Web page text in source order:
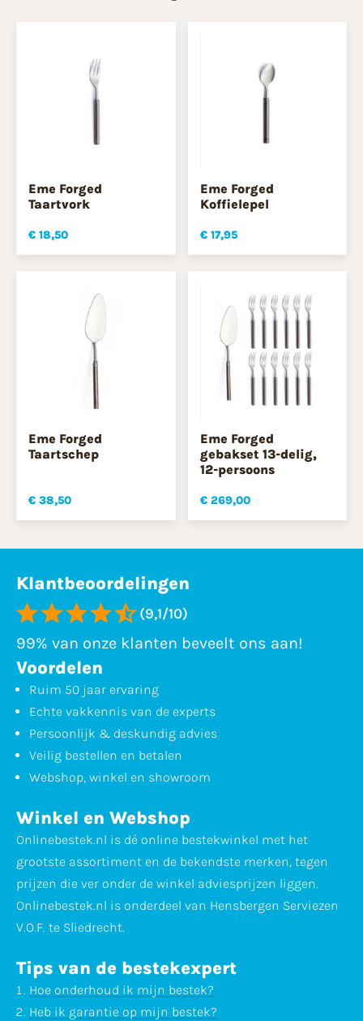
Eme Forged
Taartvork
€ 18,50
Eme Forged
Koffielepel
€ 17,95
Eme Forged
Taartschep
€ 38,50
Eme Forged
gebakset 13-delig,
12-persoons
€ 269,00
Klantbeoordelingen
(9,1/10)
99% van onze klanten beveelt ons aan!
Voordelen
Ruim 50 jaar ervaring
Echte vakkennis van de experts
Persoonlijk & deskundig advies
Veilig bestellen en betalen
Webshop, winkel en showroom
Winkel en Webshop
Onlinebestek.nl is dé online bestekwinkel met het
grootste assortiment en de bekendste merken, tegen
prijzen die ver onder de winkel adviesprijzen liggen.
Onlinebestek.nl is onderdeel van Hensbergen Serviezen
V.O.F. te Sliedrecht.
Tips van de bestekexpert
Hoe onderhoud ik mijn bestek?
Heb ik garantie op mijn bestek?